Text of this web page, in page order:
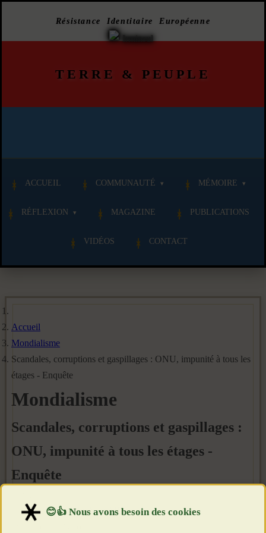
Résistance Identitaire Européenne
TERRE & PEUPLE
ACCUEIL COMMUNAUTÉ MÉMOIRE
RÉFLEXION MAGAZINE PUBLICATIONS
VIDÉOS CONTACT
Accueil
Mondialisme
Scandales, corruptions et gaspillages : ONU, impunité à tous les
étages - Enquête
Mondialisme
Scandales, corruptions et gaspillages :
ONU, impunité à tous les étages -
Enquête
Catégorie :MONDIALISME